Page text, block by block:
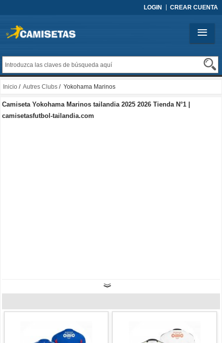
LOGIN CREAR CUENTA
Inicio / Autres Clubs / Yokohama Marinos
Camiseta Yokohama Marinos tailandia 2025 2026 Tienda N°1 |
camisetasfutbol-tailandia.com